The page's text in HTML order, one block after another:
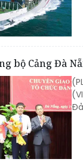
bộ Cảng Đà